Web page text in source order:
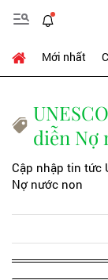
Mới nhất
diễn Nợ
Cập nhập tin tức
Nợ nước non